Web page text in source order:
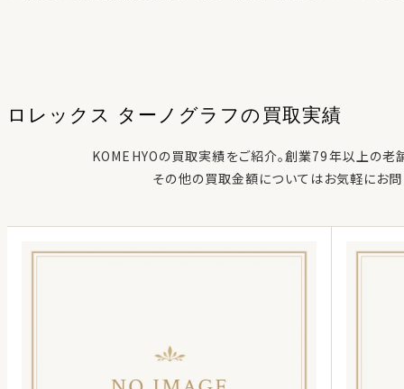
ロレックス ターノグラフの 買取実績
KOMEHYOの買取実績をご紹介。創業79年以上の老
その他の買取金額についてはお気軽にお問